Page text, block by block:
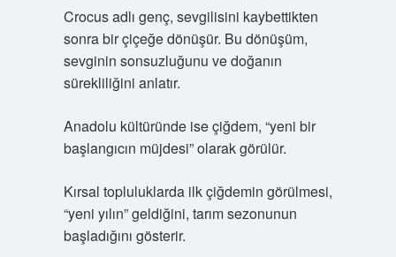
Crocus adlı genç, sevgilisini kaybettikten
sonra bir çiçeğe dönüşür. Bu dönüşüm,
sevginin sonsuzluğunu ve doğanın
sürekliliğini anlatır.
Anadolu kültüründe ise çiğdem, “yeni bir
başlangıcın müjdesi” olarak görülür.
Kırsal topluluklarda ilk çiğdemin görülmesi,
“yeni yılın” geldiğini, tarım sezonunun
başladığını gösterir.